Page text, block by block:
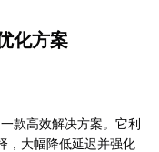
化方案
款高效解决方案。它利
，大幅降低延迟并强化